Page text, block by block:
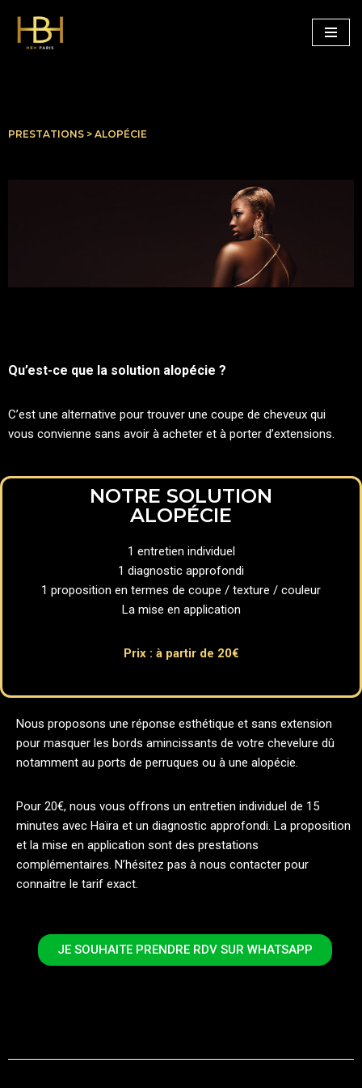
Aller
PRESTATIONS > ALOPÉCIE
Qu’est-ce que la solution alopécie ?
C’est une alternative pour trouver une coupe de cheveux qui
vous convienne sans avoir à acheter et à porter d’extensions.
NOTRE SOLUTION
ALOPÉCIE
1 entretien individuel
1 diagnostic approfondi
1 proposition en termes de coupe / texture / couleur
La mise en application
Prix : à partir de 20€
Nous proposons une réponse esthétique et sans extension
pour masquer les bords amincissants de votre chevelure dû
notamment au ports de perruques ou à une alopécie.
Pour 20€, nous vous offrons un entretien individuel de 15
minutes avec Haïra et un diagnostic approfondi. La proposition
et la mise en application sont des prestations
complémentaires. N’hésitez pas à nous contacter pour
connaitre le tarif exact.
JE SOUHAITE PRENDRE RDV SUR WHATSAPP